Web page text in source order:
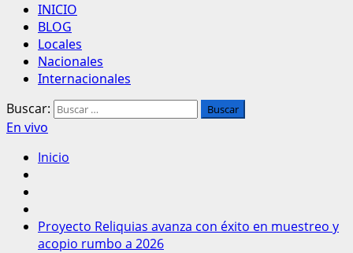
INICIO
BLOG
Locales
Nacionales
Internacionales
Buscar:
En vivo
Inicio
Proyecto Reliquias avanza con éxito en muestreo y
acopio rumbo a 2026